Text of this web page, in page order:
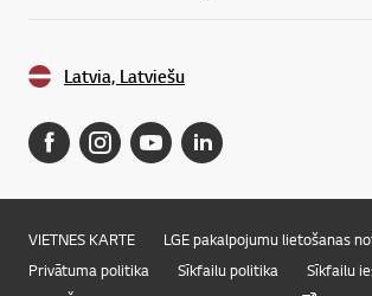
Latvia, Latviešu
VIETNES KARTE
LGE pakalpojumu lietošanas
Privātuma politika
Sīkfailu politika
Sīkfailu